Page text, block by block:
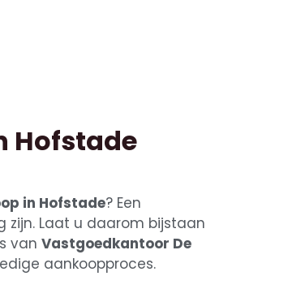
Hofstade
in Hofstade? Een
zijn. Laat u daarom bijstaan
vanVastgoedkantoor De
aankoopproces.